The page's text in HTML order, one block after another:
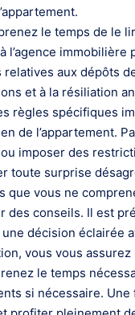
le temps de le
l’agence
aux dépôts
et à la résiliation
règles spécifiques
de l’appartement.
imposer des
toute surprise
vous ne
conseils. Il est
décision éclairée
vous vous
le temps
si nécessaire.